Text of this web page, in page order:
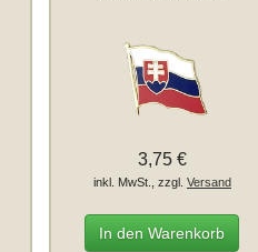
3,75 €
inkl. MwSt., zzgl. Versand
In den Warenkorb